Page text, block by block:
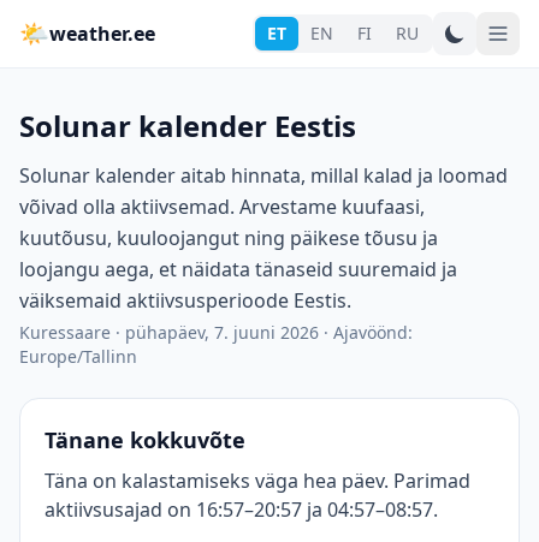
🌤weather.ee ET EN FI RU
Solunar kalender Eestis
Solunar kalender aitab hinnata, millal kalad ja loomad
võivad olla aktiivsemad. Arvestame kuufaasi,
kuutõusu, kuuloojangut ning päikese tõusu ja
loojangu aega, et näidata tänaseid suuremaid ja
väiksemaid aktiivsusperioode Eestis.
Kuressaare · pühapäev, 7. juuni 2026 · Ajavöönd:
Europe/Tallinn
Tänane kokkuvõte
Täna on kalastamiseks väga hea päev. Parimad
aktiivsusajad on 16:57–20:57 ja 04:57–08:57.